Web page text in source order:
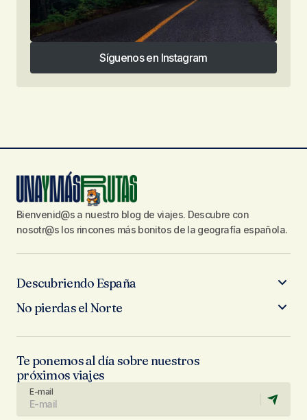
Síguenos en Instagram
Síguenos en Instagram
Bienvenid@s a nuestro blog de viajes. Descubre con
nosotr@s los rincones más bonitos de la geografía española.
Descubriendo España
No pierdas el Norte
Te ponemos al día sobre nuestros
próximos viajes
E-mail